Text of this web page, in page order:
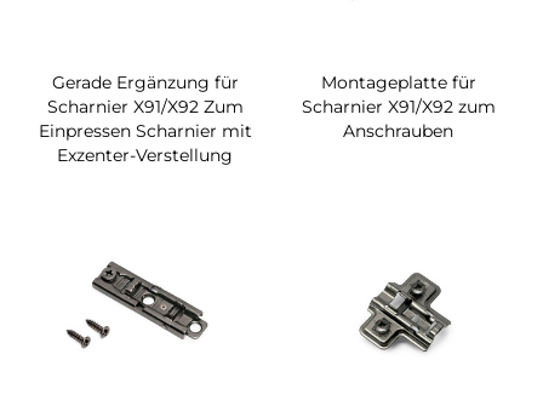
Gerade Ergänzung für
Scharnier X91/X92 Zum
Einpressen Scharnier mit
Exzenter-Verstellung
Montageplatte für
Scharnier X91/X92 zum
Anschrauben